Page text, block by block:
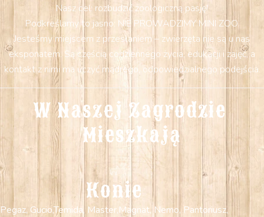
Nasz cel: rozbudzić zoologiczną pasję!
Podkreślamy to jasno: NIE PROWADZIMY MINI ZOO.
Jesteśmy miejscem z przesłaniem – zwierzęta nie są u nas
eksponatem. Są częścią codziennego życia, edukacji i zajęć, a
kontakt z nimi ma uczyć mądrego, odpowiedzialnego podejścia.
W Naszej Zagrodzie
Mieszkają
Konie
Pegaz, Gucio,Temida, Master,Magnat, Nemo, Pantoriusz,